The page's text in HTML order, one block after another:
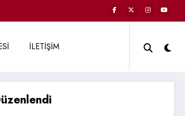
İLETİŞİM